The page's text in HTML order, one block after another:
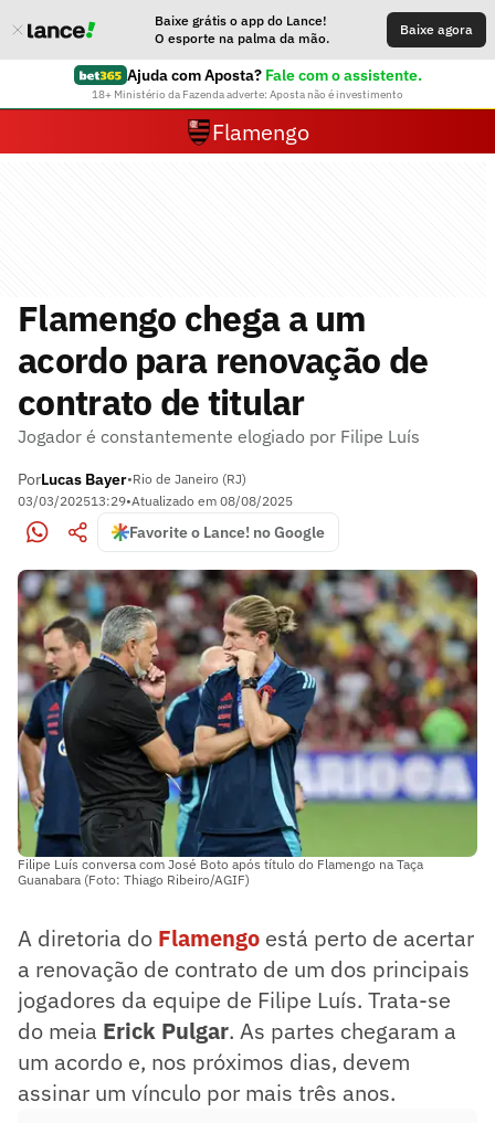
Baixe grátis o app do Lance!
O esporte na palma da mão.
Baixe agora
Ajuda com Aposta? Fale com o assistente.
18+ Ministério da Fazenda adverte: Aposta não é investimento
Flamengo
Flamengo chega a um
acordo para renovação de
contrato de titular
Jogador é constantemente elogiado por Filipe Luís
PorLucas Bayer•Rio de Janeiro (RJ)
03/03/202513:29•Atualizado em 08/08/2025
Favorite o Lance! no Google
Filipe Luís conversa com José Boto após título do Flamengo na Taça
Guanabara (Foto: Thiago Ribeiro/AGIF)
A diretoria do Flamengo está perto de acertar
a renovação de contrato de um dos principais
jogadores da equipe de Filipe Luís. Trata-se
do meia Erick Pulgar. As partes chegaram a
um acordo e, nos próximos dias, devem
assinar um vínculo por mais três anos.